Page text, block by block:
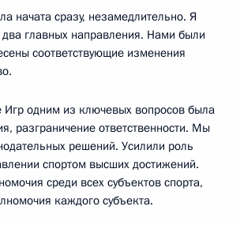
начата сразу, незамедлительно. Я
два главных направления. Нами были
соответствующие изменения
Игр одним из ключевых вопросов была
разграничение ответственности. Мы
решений. Усилили роль
спортом высших достижений.
среди всех субъектов спорта,
каждого субъекта.